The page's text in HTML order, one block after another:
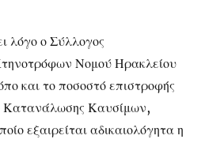
λόγο ο Σύλλογος
Νομού Ηρακλείου
και το ποσοστό επιστροφής
Κατανάλωσης Καυσίμων,
εξαιρείται αδικαιολόγητα η